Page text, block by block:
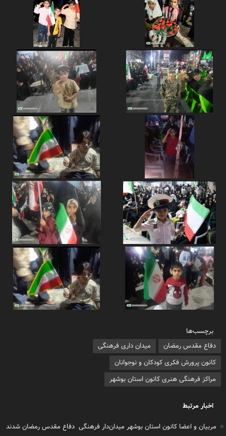
برچسب‌ها
دفاع مقدس رمضان
میدان داری فرهنگی
کانون پرورش فکری کودکان و نوجوانان
مراکز فرهنگی هنری کانون استان بوشهر
اخبار مرتبط
مربیان و اعضا کانون استان بوشهر میدان‌دار فرهنگی دفاع مقدس رمضان شدند